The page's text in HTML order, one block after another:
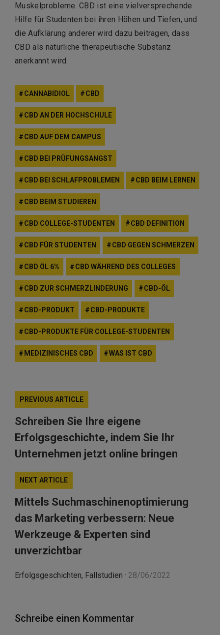
Muskelprobleme. CBD ist eine vielversprechende
Hilfe für Studenten bei ihren Höhen und Tiefen, und
die Aufklärung anderer wird dazu beitragen, dass
CBD als natürliche therapeutische Substanz
anerkannt wird.
CANNABIDIOL CBD
CBD AN DER HOCHSCHULE
CBD AUF DEM CAMPUS
CBD BEI PRÜFUNGSANGST
CBD BEI SCHLAFPROBLEMEN CBD BEIM LERNEN
CBD BEIM STUDIEREN
CBD COLLEGE-STUDENTEN CBD DEFINITION
CBD FÜR STUDENTEN CBD GEGEN SCHMERZEN
CBD ÖL 6% CBD WÄHREND DES COLLEGES
CBD ZUR SCHMERZLINDERUNG CBD-ÖL
CBD-PRODUKT CBD-PRODUKTE
CBD-PRODUKTE FÜR COLLEGE-STUDENTEN
MEDIZINISCHES CBD WAS IST CBD
PREVIOUS ARTICLE
Schreiben Sie Ihre eigene
Erfolgsgeschichte, indem Sie Ihr
Unternehmen jetzt online bringen
NEXT ARTICLE
Mittels Suchmaschinenoptimierung
das Marketing verbessern: Neue
Werkzeuge & Experten sind
unverzichtbar
Erfolgsgeschichten, Fallstudien · 28/06/2022
Schreibe einen Kommentar